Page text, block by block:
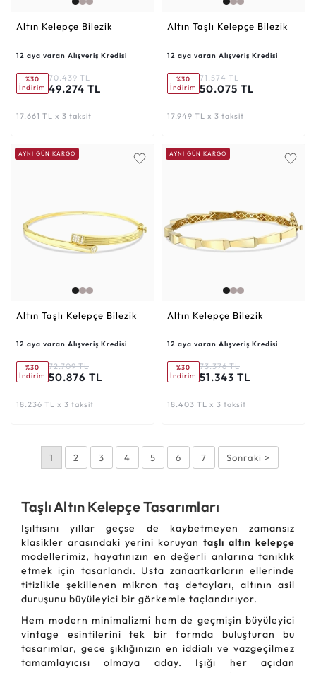
Altın Kelepçe Bilezik
12 aya varan Alışveriş Kredisi
%30
İndirim
70.439 TL
49.274 TL
17.661 TL x 3 taksit
Altın Taşlı Kelepçe Bilezik
12 aya varan Alışveriş Kredisi
%30
İndirim
71.574 TL
50.075 TL
17.949 TL x 3 taksit
AYNI GÜN KARGO
Altın Taşlı Kelepçe Bilezik
12 aya varan Alışveriş Kredisi
%30
İndirim
72.709 TL
50.876 TL
18.236 TL x 3 taksit
AYNI GÜN KARGO
Altın Kelepçe Bilezik
12 aya varan Alışveriş Kredisi
%30
İndirim
73.376 TL
51.343 TL
18.403 TL x 3 taksit
1 2 3 4 5 6 7 Sonraki >
Taşlı Altın Kelepçe Tasarımları
Işıltısını yıllar geçse de kaybetmeyen zamansız
klasikler arasındaki yerini koruyan taşlı altın kelepçe
modellerimiz, hayatınızın en değerli anlarına tanıklık
etmek için tasarlandı. Usta zanaatkarların ellerinde
titizlikle şekillenen mikron taş detayları, altının asil
duruşunu büyüleyici bir görkemle taçlandırıyor.
Hem modern minimalizmi hem de geçmişin büyüleyici
vintage esintilerini tek bir formda buluşturan bu
tasarımlar, gece şıklığınızın en iddialı ve vazgeçilmez
tamamlayıcısı olmaya aday. Işığı her açıdan